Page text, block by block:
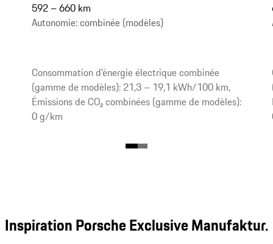
592 – 660 km
Autonomie: combinée (modèles)
Consommation d'énergie électrique combinée
(gamme de modèles): 21,3 – 19,1 kWh/100 km,
Émissions de CO₂ combinées (gamme de modèles):
0 g/km
Inspiration Porsche Exclusive Manufaktur.